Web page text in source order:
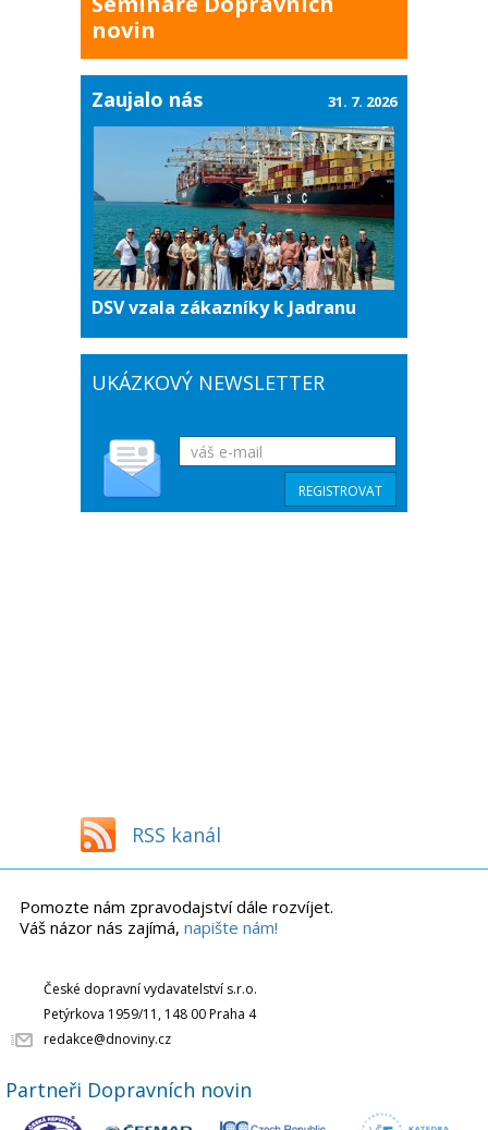
novin
Zaujalo nás
DSV vzala zákazníky k Jadranu
31. 7. 2026
UKÁZKOVÝ NEWSLETTER
RSS kanál
Pomozte nám zpravodajství dále rozvíjet.
Váš názor nás zajímá, napište nám!
České dopravní vydavatelství s.r.o.
Petýrkova 1959/11, 148 00 Praha 4
redakce@dnoviny.cz
Partneři Dopravních novin